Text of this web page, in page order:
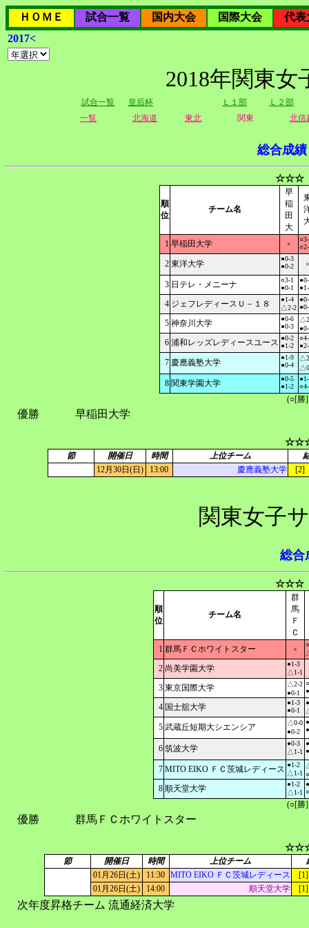
ＨＯＭＥ 試合一覧 国内大会 国際大会
代表
2017<
2018年関東
試合一覧 皇后杯 Ｌ１部
Ｌ２部
一覧
北海道 東北 関東 北信
総合成績
☆☆☆
順
位
チーム名
早
稲
田
大
1 早稲田大学 ×
2 東洋大学
●0-3
●0-2
×
3 日テレ・メニーナ
○3-1
●0-1
4 ジェフレディースＵ－１８
●1-4
△2-2
5 神奈川大学
●0-6
●0-3
6 浦和レッズレディースユース ●0-2
●1-2
7 慶應義塾大学
●1-9
●0-4
8 関東学園大学
●0-5
●1-2
(○[勝
優勝 早稲田大学
節 開催日 時間 上位チーム
12月30日(日)
13:00 慶應義塾大学 [2]
関東女子
総合
☆☆☆
順
位
チーム名
群
馬
Ｆ
Ｃ
1 群馬ＦＣホワイトスター ×
2 尚美学園大学
●1-3
△1-1
3 東京国際大学
△2-2
●0-1
4 国士舘大学
●1-3
●0-1
5 武蔵丘短期大シエンシア
△0-0
●0-2
6 筑波大学
●0-3
△1-1
7 MITO EIKO ＦＣ茨城レディース ●1-2
△1-1
8 順天堂大学
●1-2
△1-1
(○[勝
優勝 群馬ＦＣホワイトスター
節 開催日 時間 上位チーム
01月26日(土)
11:30 MITO EIKO ＦＣ茨城レディース
01月26日(土)
14:00 順天堂大学
次年度昇格チーム 流通経済大学